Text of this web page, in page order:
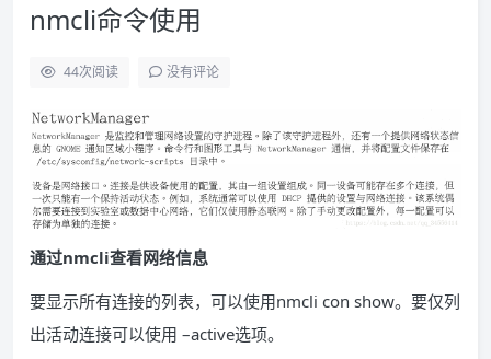
nmcli命令使用
44次阅读 没有评论
通过nmcli查看网络信息
要显示所有连接的列表，可以使用nmcli con show。要仅列
出活动连接可以使用 –active选项。